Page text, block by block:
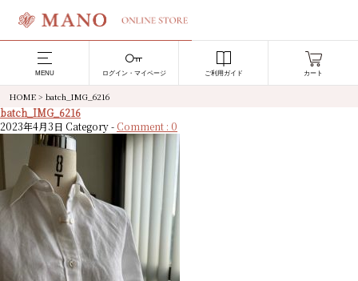
MENU ログイン・マイページ ご利用ガイド カート
HOME > batch_IMG_6216
batch_IMG_6216
2023年4月3日 Category - Comment : 0